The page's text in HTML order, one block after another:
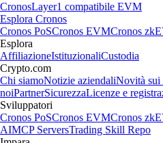
CronosLayer1 compatibile EVM
Esplora Cronos
Cronos PoSCronos EVMCronos
Esplora
AffiliazioneIstituzionaliCustodia
Crypto.com
Chi siamoNotizie aziendaliNovità sui
noiPartnerSicurezzaLicenze e
Sviluppatori
Cronos PoSCronos EVMCronos
AIMCP ServersTrading Skill Repo